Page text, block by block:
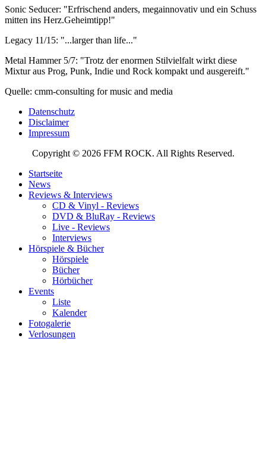
Sonic Seducer: "Erfrischend anders, megainnovativ und ein Schuss
mitten ins Herz.Geheimtipp!"
Legacy 11/15: "...larger than life..."
Metal Hammer 5/7: "Trotz der enormen Stilvielfalt wirkt diese
Mixtur aus Prog, Punk, Indie und Rock kompakt und ausgereift."
Quelle: cmm-consulting for music and media
Datenschutz
Disclaimer
Impressum
Copyright © 2026 FFM ROCK. All Rights Reserved.
Startseite
News
Reviews & Interviews
CD & Vinyl - Reviews
DVD & BluRay - Reviews
Live - Reviews
Interviews
Hörspiele & Bücher
Hörspiele
Bücher
Hörbücher
Events
Liste
Kalender
Fotogalerie
Verlosungen